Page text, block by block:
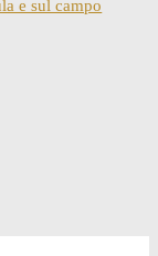
e sul campo